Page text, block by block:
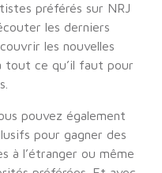
préférés sur NRJ
les derniers
les nouvelles
tout ce qu’il faut pour
pouvez également
pour gagner des
à l’étranger ou même